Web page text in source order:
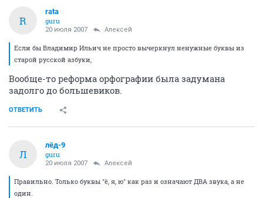
R
rata
guru
20 июля 2007 Aлексей
Если бы Владимир Ильич не просто вычеркнул ненужные буквы из
старой русской азбуки,
Вообще-то реформа орфографии была задумана
задолго до большевиков.
ОТВЕТИТЬ
Л
лёд-9
guru
20 июля 2007 Aлексей
Правильно. Только буквы "ё, я, ю" как раз и означают ДВА звука, а не
один.